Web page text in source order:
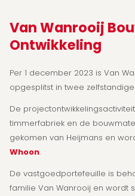
Van Wanrooij
Ontwikkeling
Per 1 december 2023 is Van
opgesplitst in twee
De
timmerfabriek en de
gekomen van Heijmans en
Whoon.
De vastgoedportefeuille is
familie Van Wanrooij en wordt